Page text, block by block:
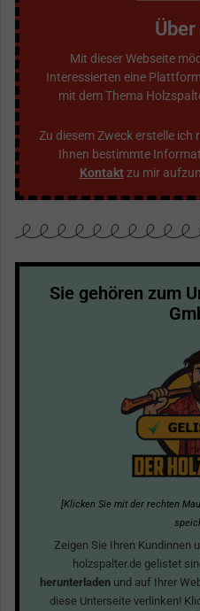
Mit dieser Webseite
Interessierten eine
mit dem Thema
Zu diesem Zweck erstelle ich
Ihnen bestimmte
Kontaktzu mir
Sie gehören zum
[Klicken Sie mit der rechten
Zeigen Sie Ihren Kundinnen
holzspalter.de gelistet
herunterladen und auf Ihrer
diese Unterseite verlinken!